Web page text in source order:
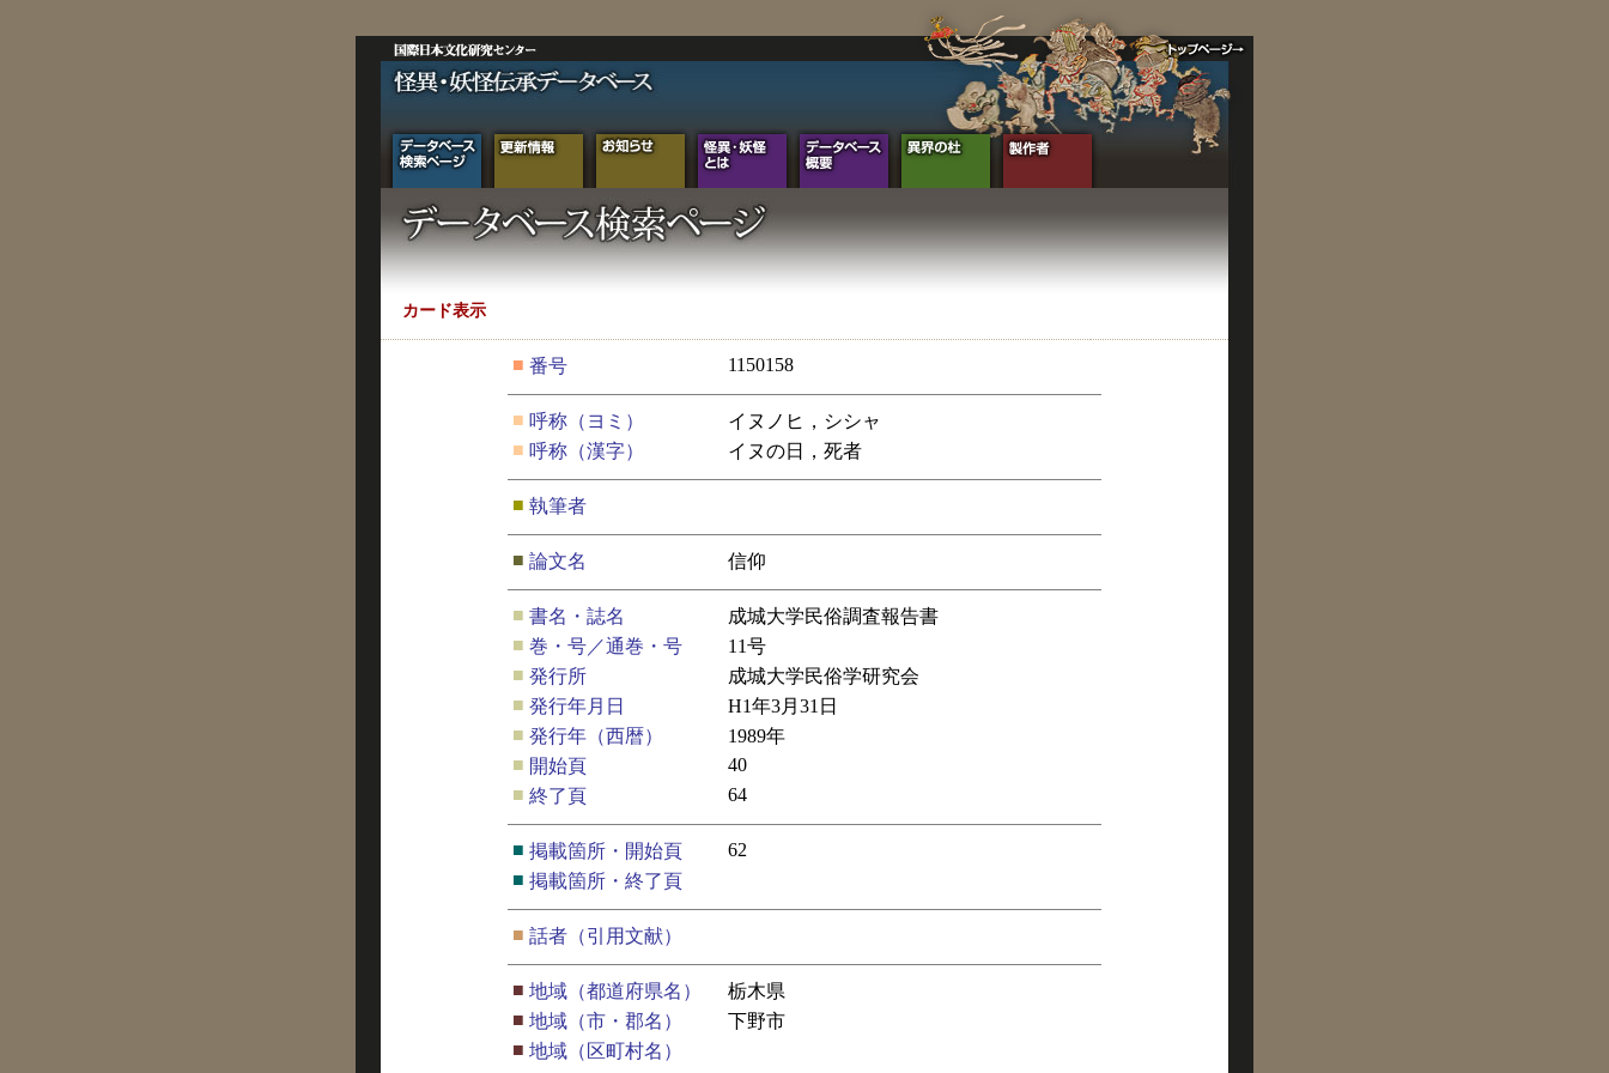
カード表示
■ 番号 1150158
■ 呼称（ヨミ）
イヌノヒ，シシャ
■ 呼称（漢字） イヌの日，死者
■ 執筆者
■ 論文名 信仰
■ 書名・誌名
成城大学民俗調査報告書
■ 巻・号／通巻・号
11号
■ 発行所
成城大学民俗学研究会
■ 発行年月日
H1年3月31日
■ 発行年（西暦）
1989年
■ 開始頁
40
■ 終了頁 64
■ 掲載箇所・開始頁
62
■ 掲載箇所・終了頁
■ 話者（引用文献）
■ 地域（都道府県名）
栃木県
■ 地域（市・郡名）
下野市
■ 地域（区町村名）